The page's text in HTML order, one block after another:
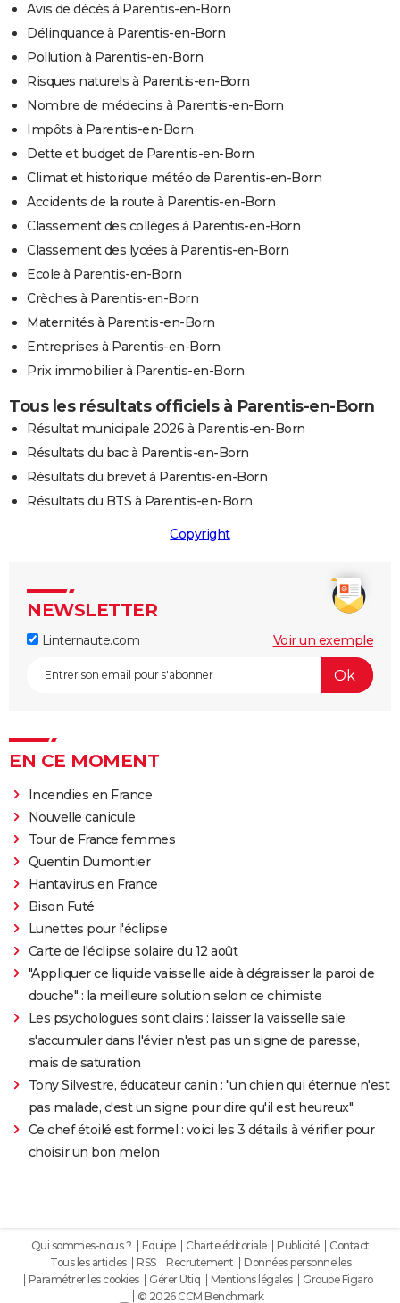
Avis de décès à Parentis-en-Born
Délinquance à Parentis-en-Born
Pollution à Parentis-en-Born
Risques naturels à Parentis-en-Born
Nombre de médecins à Parentis-en-Born
Impôts à Parentis-en-Born
Dette et budget de Parentis-en-Born
Climat et historique météo de Parentis-en-Born
Accidents de la route à Parentis-en-Born
Classement des collèges à Parentis-en-Born
Classement des lycées à Parentis-en-Born
Ecole à Parentis-en-Born
Crèches à Parentis-en-Born
Maternités à Parentis-en-Born
Entreprises à Parentis-en-Born
Prix immobilier à Parentis-en-Born
Tous les résultats officiels à Parentis-en-Born
Résultat municipale 2026 à Parentis-en-Born
Résultats du bac à Parentis-en-Born
Résultats du brevet à Parentis-en-Born
Résultats du BTS à Parentis-en-Born
Copyright
NEWSLETTER
Linternaute.com Voir un exemple
EN CE MOMENT
Incendies en France
Nouvelle canicule
Tour de France femmes
Quentin Dumontier
Hantavirus en France
Bison Futé
Lunettes pour l'éclipse
Carte de l'éclipse solaire du 12 août
"Appliquer ce liquide vaisselle aide à dégraisser la paroi de
douche" : la meilleure solution selon ce chimiste
Les psychologues sont clairs : laisser la vaisselle sale
s'accumuler dans l'évier n'est pas un signe de paresse,
mais de saturation
Tony Silvestre, éducateur canin : "un chien qui éternue n'est
pas malade, c'est un signe pour dire qu'il est heureux"
Ce chef étoilé est formel : voici les 3 détails à vérifier pour
choisir un bon melon
Qui sommes-nous ? Equipe Charte éditoriale Publicité
Contact
Tous les articles
RSS Recrutement
Données personnelles
Paramétrer les cookies
Gérer Utiq Mentions légales
Groupe Figaro
© 2026 CCM Benchmark